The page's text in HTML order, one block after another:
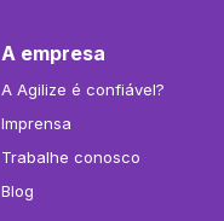
A empresa
A Agilize é confiável?
Imprensa
Trabalhe conosco
Blog